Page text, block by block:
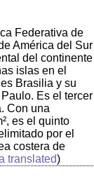
Federativa de
América del Sur
del continente
islas en el
Brasilia y su
Es el tercer
Con una
es el quinto
por el
costera de
translated)